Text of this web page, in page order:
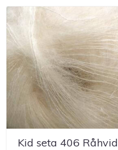
Kid seta 406 Råhvid